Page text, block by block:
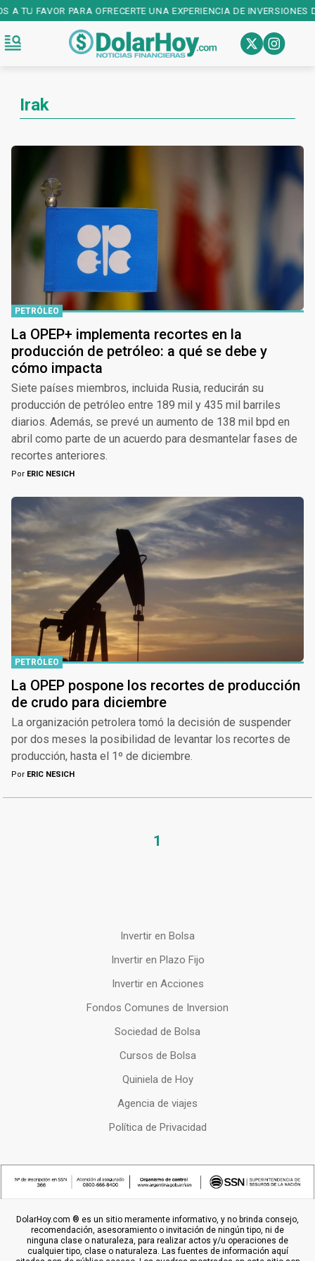
FAVOR PARA OFRECERTE UNA EXPERIENCIA DE INVERSIONES
Irak
PETRÓLEO
La OPEP+ implementa recortes en la
producción de petróleo: a qué se debe y
cómo impacta
Siete países miembros, incluida Rusia, reducirán su
producción de petróleo entre 189 mil y 435 mil barriles
diarios. Además, se prevé un aumento de 138 mil bpd en
abril como parte de un acuerdo para desmantelar fases de
recortes anteriores.
Por ERIC NESICH
PETRÓLEO
La OPEP pospone los recortes de producción
de crudo para diciembre
La organización petrolera tomó la decisión de suspender
por dos meses la posibilidad de levantar los recortes de
producción, hasta el 1º de diciembre.
Por ERIC NESICH
1
Invertir en Bolsa
Invertir en Plazo Fijo
Invertir en Acciones
Fondos Comunes de Inversion
Sociedad de Bolsa
Cursos de Bolsa
Quiniela de Hoy
Agencia de viajes
Política de Privacidad
DolarHoy.com ® es un sitio meramente informativo, y no brinda consejo,
recomendación, asesoramiento o invitación de ningún tipo, ni de
ninguna clase o naturaleza, para realizar actos y/u operaciones de
cualquier tipo, clase o naturaleza. Las fuentes de información aquí